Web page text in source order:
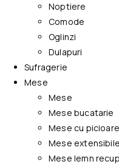
Noptiere
Comode
Oglinzi
Dulapuri
Sufragerie
Mese
Mese
Mese bucatarie
Mese cu
Mese extensibile
Mese lemn